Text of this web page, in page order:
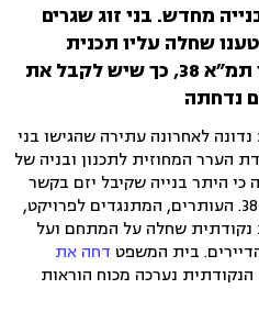
מחדש. בני זוג שגרים
שחלה עליו תכנית
מתאר נקודתית שאינה לפי תמ״א 38, כך שיש לקבל את
נדחתה
לאחרונה עתירה שהגישו בני
הערר המחוזית לתכנון ובניה של
היתר בנייה שקיבל יזם בקשר
לבניין העותרים ניתן לפי תמ״א 38. העותרים, המתנגדים לפרויקט,
נקודתית שחלה על המתחם ועל
דחה את
נערכה מכוח הוראות